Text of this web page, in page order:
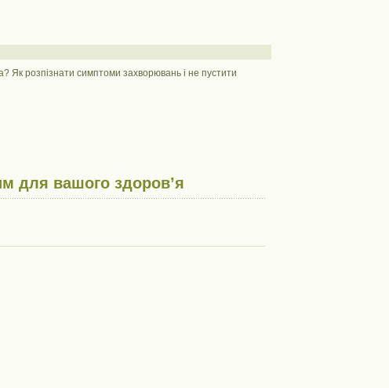
Як розпізнати симптоми захворювань і не пустити
для вашого здоров’я